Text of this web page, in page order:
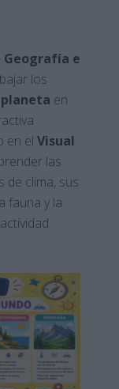
Geografía e
los
en
en el Visual
las
de clima, sus
fauna y la